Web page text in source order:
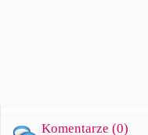
Komentarze (0)